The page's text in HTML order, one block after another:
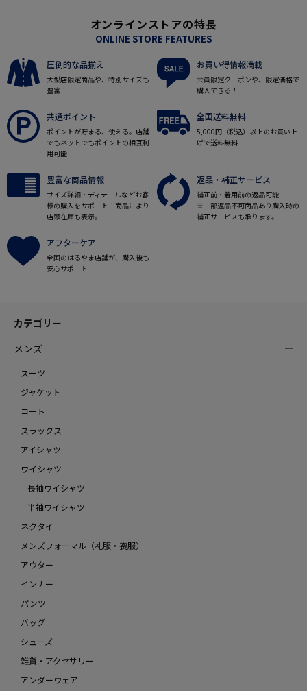
オンラインストアの特長
ONLINE STORE FEATURES
圧倒的な品揃え
大型店限定商品や、特別サイズも
豊富！
お買い得情報満載
会員限定クーポンや、限定価格で
購入できる！
共通ポイント
ポイントが貯まる、使える。店舗
でもネットでもポイントの相互利
用可能！
全国送料無料
5,000円（税込）以上のお買い上
げで送料無料
豊富な商品情報
サイズ詳細・ディテールなどお客
様の購入をサポート！商品により
店頭在庫も表示。
返品・補正サービス
補正前・着用前の返品可能
※一部返品不可商品あり購入時の
補正サービスも承ります。
アフターケア
全国のはるやま店舗が、購入後も
安心サポート
カテゴリー
メンズ
スーツ
ジャケット
コート
スラックス
アイシャツ
ワイシャツ
長袖ワイシャツ
半袖ワイシャツ
ネクタイ
メンズフォーマル（礼服・喪服）
アウター
インナー
パンツ
バッグ
シューズ
雑貨・アクセサリー
アンダーウェア